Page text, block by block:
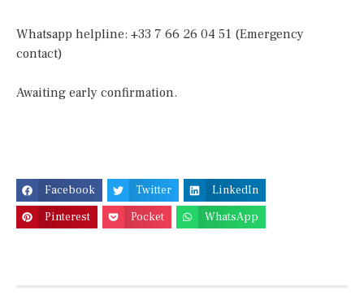
Whatsapp helpline: +33 7 66 26 04 51 (Emergency
contact)
Awaiting early confirmation.
Facebook Twitter
LinkedIn
Pinterest
Pocket WhatsApp